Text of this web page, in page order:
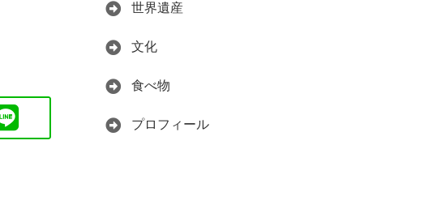
世界遺産
文化
食べ物
プロフィール